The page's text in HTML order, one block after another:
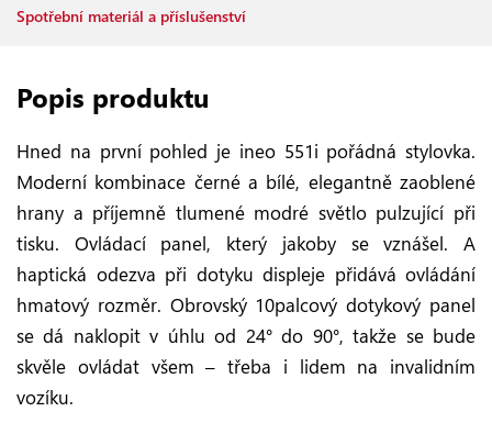
Spotřební materiál a příslušenství
Popis produktu
Hned na první pohled je ineo 551i pořádná stylovka.
Moderní kombinace černé a bílé, elegantně zaoblené
hrany a příjemně tlumené modré světlo pulzující při
tisku. Ovládací panel, který jakoby se vznášel. A
haptická odezva při dotyku displeje přidává ovládání
hmatový rozměr. Obrovský 10palcový dotykový panel
se dá naklopit v úhlu od 24° do 90°, takže se bude
skvěle ovládat všem – třeba i lidem na invalidním
vozíku.